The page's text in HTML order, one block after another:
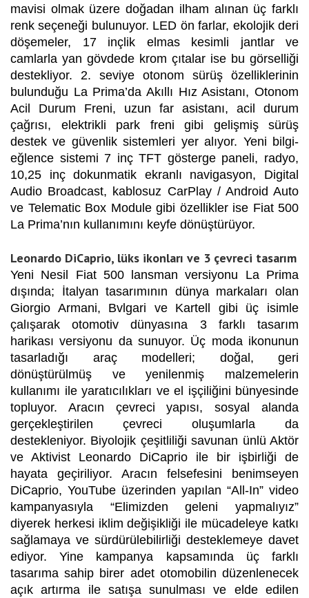
mavisi olmak üzere doğadan ilham alınan üç farklı
renk seçeneği bulunuyor. LED ön farlar, ekolojik deri
döşemeler, 17 inçlik elmas kesimli jantlar ve
camlarla yan gövdede krom çıtalar ise bu görselliği
destekliyor. 2. seviye otonom sürüş özelliklerinin
bulunduğu La Prima’da Akıllı Hız Asistanı, Otonom
Acil Durum Freni, uzun far asistanı, acil durum
çağrısı, elektrikli park freni gibi gelişmiş sürüş
destek ve güvenlik sistemleri yer alıyor. Yeni bilgi-
eğlence sistemi 7 inç TFT gösterge paneli, radyo,
10,25 inç dokunmatik ekranlı navigasyon, Digital
Audio Broadcast, kablosuz CarPlay / Android Auto
ve Telematic Box Module gibi özellikler ise Fiat 500
La Prima’nın kullanımını keyfe dönüştürüyor.
Leonardo DiCaprio, lüks ikonları ve 3 çevreci tasarım
Yeni Nesil Fiat 500 lansman versiyonu La Prima
dışında; İtalyan tasarımının dünya markaları olan
Giorgio Armani, Bvlgari ve Kartell gibi üç isimle
çalışarak otomotiv dünyasına 3 farklı tasarım
harikası versiyonu da sunuyor. Üç moda ikonunun
tasarladığı araç modelleri; doğal, geri
dönüştürülmüş ve yenilenmiş malzemelerin
kullanımı ile yaratıcılıkları ve el işçiliğini bünyesinde
topluyor. Aracın çevreci yapısı, sosyal alanda
gerçekleştirilen çevreci oluşumlarla da
destekleniyor. Biyolojik çeşitliliği savunan ünlü Aktör
ve Aktivist Leonardo DiCaprio ile bir işbirliği de
hayata geçiriliyor. Aracın felsefesini benimseyen
DiCaprio, YouTube üzerinden yapılan “All-In” video
kampanyasıyla “Elimizden geleni yapmalıyız”
diyerek herkesi iklim değişikliği ile mücadeleye katkı
sağlamaya ve sürdürülebilirliği desteklemeye davet
ediyor. Yine kampanya kapsamında üç farklı
tasarıma sahip birer adet otomobilin düzenlenecek
açık artırma ile satışa sunulması ve elde edilen